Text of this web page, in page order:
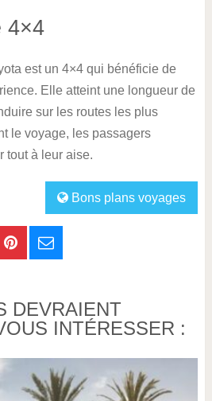
4×4
est un 4×4 qui bénéficie de
Elle atteint une longueur de
sur les routes les plus
le voyage, les passagers
tout à leur aise.
Bons plans voyages
DEVRAIENT
INTÉRESSER :